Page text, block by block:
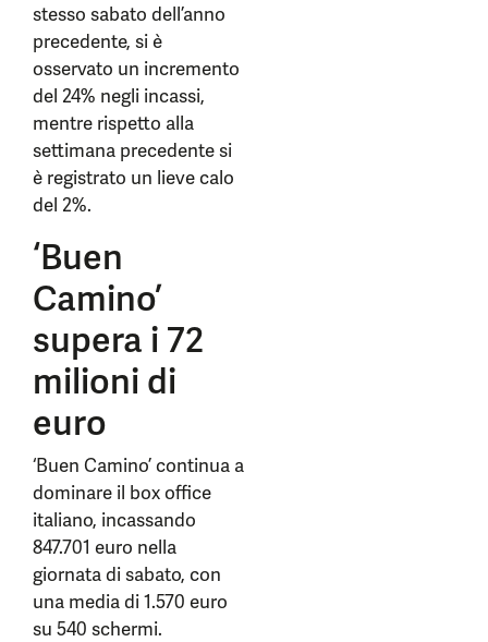
stesso sabato dell’anno
precedente, si è
osservato un incremento
del 24% negli incassi,
mentre rispetto alla
settimana precedente si
è registrato un lieve calo
del 2%.
‘Buen
Camino’
supera i 72
milioni di
euro
‘Buen Camino’ continua a
dominare il box office
italiano, incassando
847.701 euro nella
giornata di sabato, con
una media di 1.570 euro
su 540 schermi.